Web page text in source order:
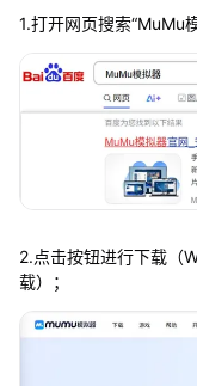
1.打开网页搜索“MuMu
2.点击按钮进行下载（
载）；